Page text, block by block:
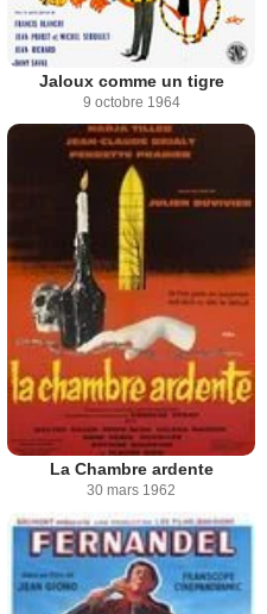
Jaloux comme un tigre
9 octobre 1964
La Chambre ardente
30 mars 1962